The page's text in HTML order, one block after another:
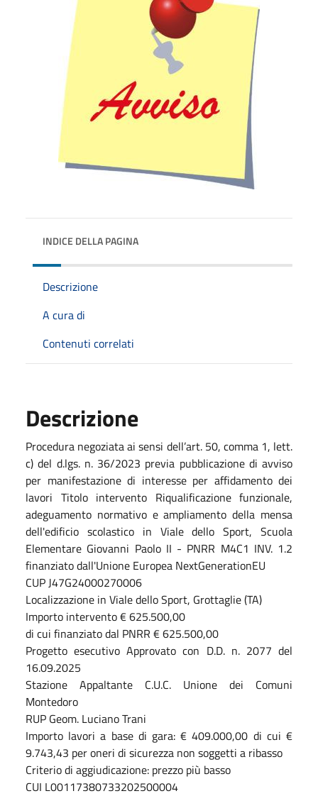
INDICE DELLA PAGINA
Descrizione
A cura di
Contenuti correlati
Descrizione
Procedura negoziata ai sensi dell’art. 50, comma 1, lett.
c) del d.lgs. n. 36/2023 previa pubblicazione di avviso
per manifestazione di interesse per affidamento dei
lavori Titolo intervento Riqualificazione funzionale,
adeguamento normativo e ampliamento della mensa
dell'edificio scolastico in Viale dello Sport, Scuola
Elementare Giovanni Paolo II - PNRR M4C1 INV. 1.2
finanziato dall'Unione Europea NextGenerationEU
CUP J47G24000270006
Localizzazione in Viale dello Sport, Grottaglie (TA)
Importo intervento € 625.500,00
di cui finanziato dal PNRR € 625.500,00
Progetto esecutivo Approvato con D.D. n. 2077 del
16.09.2025
Stazione Appaltante C.U.C. Unione dei Comuni
Montedoro
RUP Geom. Luciano Trani
Importo lavori a base di gara: € 409.000,00 di cui €
9.743,43 per oneri di sicurezza non soggetti a ribasso
Criterio di aggiudicazione: prezzo più basso
CUI L00117380733202500004